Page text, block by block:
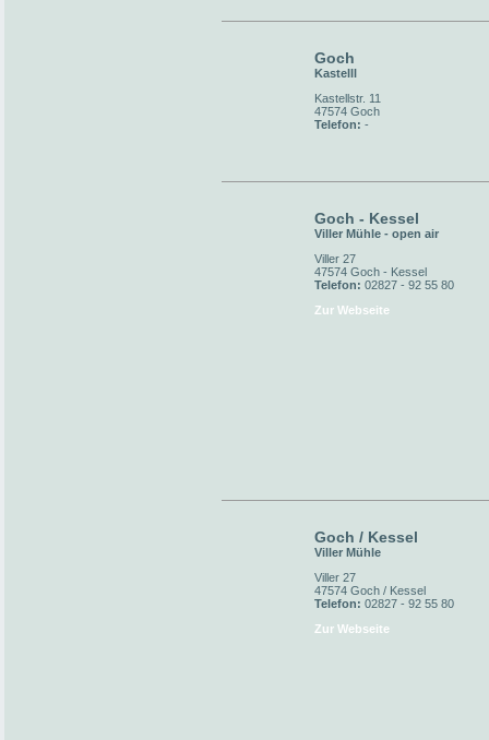
Goch
Kastelll
Kastellstr. 11
47574 Goch
Telefon: -
Goch - Kessel
Viller Mühle - open air
Viller 27
47574 Goch - Kessel
Telefon: 02827 - 92 55 80
Zur Webseite
Goch / Kessel
Viller Mühle
Viller 27
47574 Goch / Kessel
Telefon: 02827 - 92 55 80
Zur Webseite